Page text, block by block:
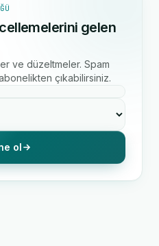
gelen
ve düzeltmeler. Spam
çıkabilirsiniz.
ol